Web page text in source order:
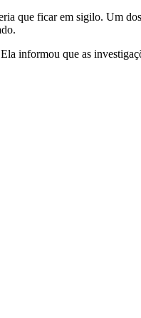
que ficar em sigilo. Um
informou que as